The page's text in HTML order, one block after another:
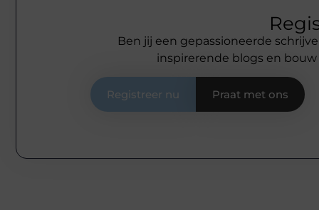
Ben jij een gepassioneerde
inspirerende blogs en
Registreer nu Praat met ons